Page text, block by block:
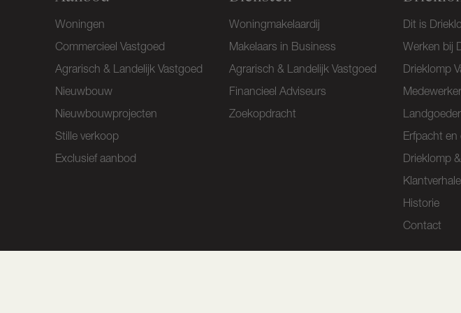
Woningen
Commercieel Vastgoed
Agrarisch & Landelijk Vastgoed
Nieuwbouw
Nieuwbouwprojecten
Stille verkoop
Exclusief aanbod
Woningmakelaardij
Makelaars in Business
Agrarisch & Landelijk Vastgoed
Financieel Adviseurs
Zoekopdracht
Dit is
Werken bij
Drieklomp
Erfpacht
Drieklomp
Historie
Contact